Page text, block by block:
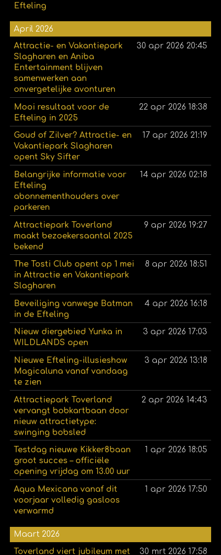
Efteling
April 2026
Attractie- en Vakantiepark
Slagharen en Aniba
Entertainment blijven
samenwerken aan
onvergetelijke avonturen
30 apr 2026 20:45
Mooi resultaat voor de
Efteling in 2025
22 apr 2026 18:38
Goud of Zilver? Attractie- en
Vakantiepark Slagharen
opent Sky Sifter
17 apr 2026 21:19
Belangrijke informatie voor
Efteling
abonnementhouders over
parkeren
14 apr 2026 02:18
Attractiepark Toverland
maakt bezoekersaantal 2025
bekend
9 apr 2026 19:27
The Tosti Club opent op 1 mei
in Attractie en Vakantiepark
Slagharen
8 apr 2026 18:51
Beveiliging vanwege Batman
in de Efteling
4 apr 2026 16:18
Nieuw diergebied Yunka in
WILDLANDS open
3 apr 2026 17:03
Nieuwe Efteling-illusieshow
Magicaluna vanaf vandaag
te zien
3 apr 2026 13:18
Attractiepark Toverland
vervangt bobkartbaan door
nieuw attractietype:
swinging bobsled
2 apr 2026 14:43
Testdag nieuwe Kikker8baan
groot succes – officiële
opening vrijdag om 13.00 uur
1 apr 2026 18:05
Aqua Mexicana vanaf dit
voorjaar volledig gasloos
verwarmd
1 apr 2026 17:50
Maart 2026
Toverland viert jubileum met
30 mrt 2026 17:58